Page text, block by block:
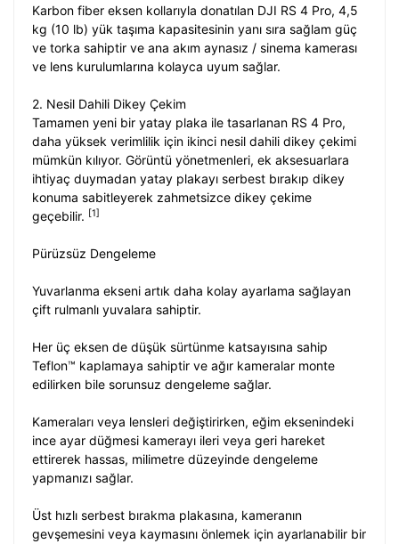
Karbon fiber eksen kollarıyla donatılan DJI RS 4 Pro, 4,5
kg (10 lb) yük taşıma kapasitesinin yanı sıra sağlam güç
ve torka sahiptir ve ana akım aynasız / sinema kamerası
ve lens kurulumlarına kolayca uyum sağlar.
2. Nesil Dahili Dikey Çekim
Tamamen yeni bir yatay plaka ile tasarlanan RS 4 Pro,
daha yüksek verimlilik için ikinci nesil dahili dikey çekimi
mümkün kılıyor. Görüntü yönetmenleri, ek aksesuarlara
ihtiyaç duymadan yatay plakayı serbest bırakıp dikey
konuma sabitleyerek zahmetsizce dikey çekime
geçebilir. [1]
Pürüzsüz Dengeleme
Yuvarlanma ekseni artık daha kolay ayarlama sağlayan
çift rulmanlı yuvalara sahiptir.
Her üç eksen de düşük sürtünme katsayısına sahip
Teflon™ kaplamaya sahiptir ve ağır kameralar monte
edilirken bile sorunsuz dengeleme sağlar.
Kameraları veya lensleri değiştirirken, eğim eksenindeki
ince ayar düğmesi kamerayı ileri veya geri hareket
ettirerek hassas, milimetre düzeyinde dengeleme
yapmanızı sağlar.
Üst hızlı serbest bırakma plakasına, kameranın
gevşemesini veya kaymasını önlemek için ayarlanabilir bir